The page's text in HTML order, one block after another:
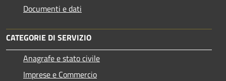
Documenti e dati
CATEGORIE DI SERVIZIO
Anagrafe e stato civile
Imprese e Commercio